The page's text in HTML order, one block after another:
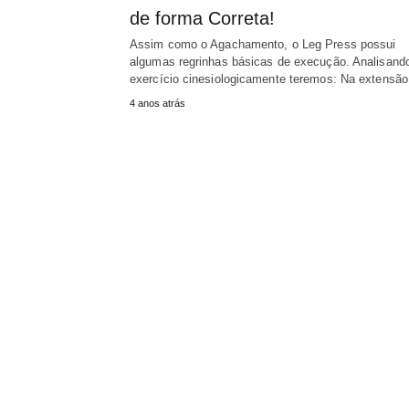
de forma Correta!
Assim como o Agachamento, o Leg Press possui
algumas regrinhas básicas de execução.
exercício cinesiologicamente teremos: Na
4 anos atrás